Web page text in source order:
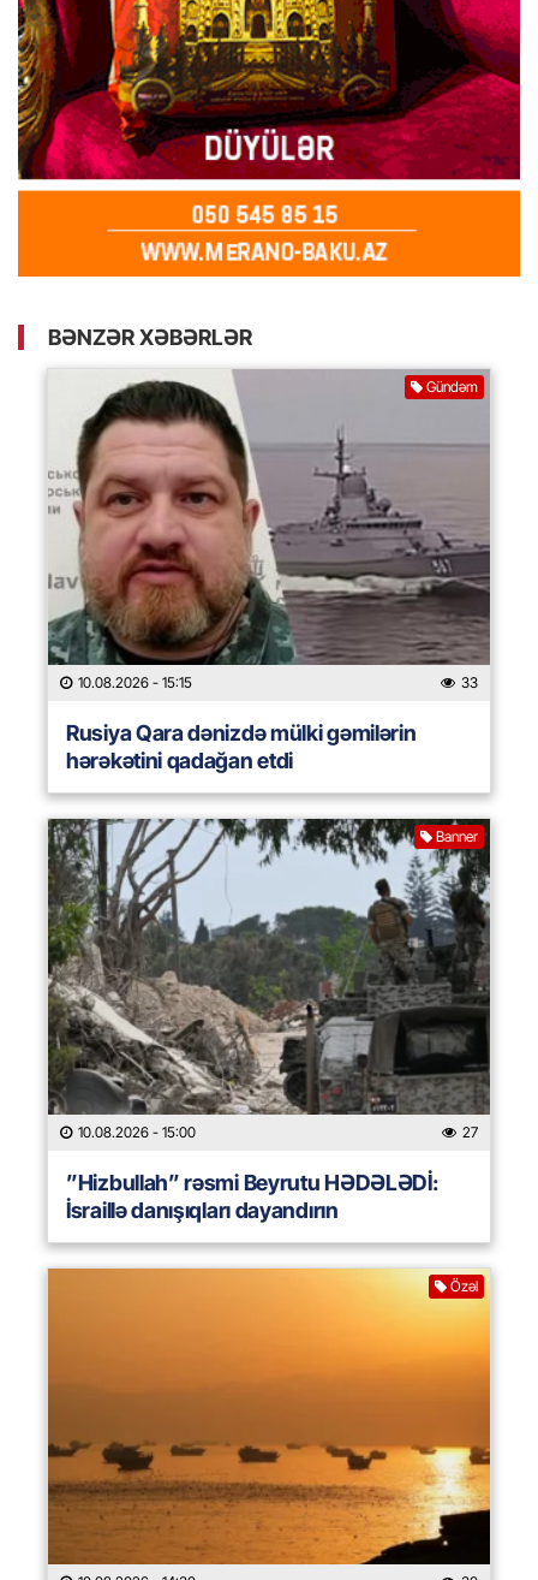
BƏNZƏR XƏBƏRLƏR
Gündəm
10.08.2026 - 15:15 33
Rusiya Qara dənizdə mülki gəmilərin
hərəkətini qadağan etdi
Banner
10.08.2026 - 15:00 27
”Hizbullah” rəsmi Beyrutu HƏDƏLƏDİ:
İsraillə danışıqları dayandırın
Özəl